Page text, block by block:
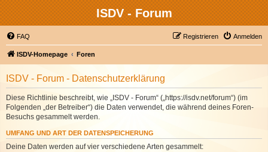
ISDV - Forum
FAQ Anmelden
Registrieren
ISDV-Homepage Foren
ISDV - Forum - Datenschutzerklärung
Diese Richtlinie beschreibt, wie „ISDV - Forum“ („https://isdv.net/forum“) (im
Folgenden „der Betreiber“) die Daten verwendet, die während deines Foren-
Besuchs gesammelt werden.
UMFANG UND ART DER DATENSPEICHERUNG
Deine Daten werden auf vier verschiedene Arten gesammelt: